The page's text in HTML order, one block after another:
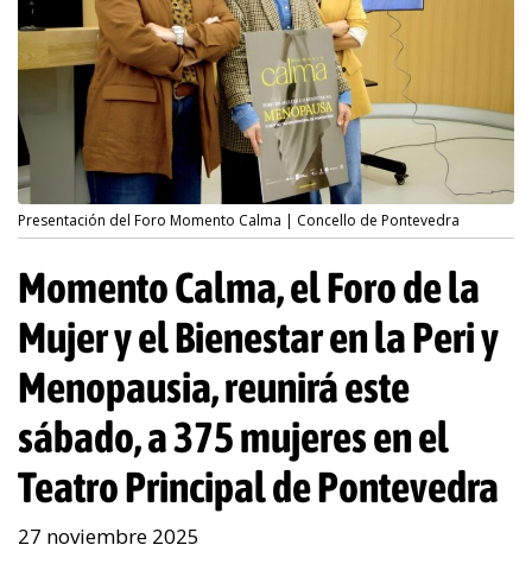
Presentación del Foro Momento Calma | Concello de Pontevedra
Momento Calma, el Foro de la
Mujer y el Bienestar en la Peri y
Menopausia, reunirá este
sábado, a 375 mujeres en el
Teatro Principal de Pontevedra
27 noviembre 2025